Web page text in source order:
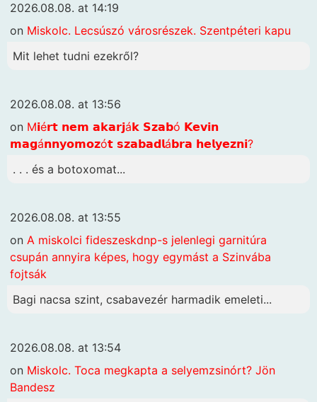
2026.08.08. at 14:19
on Miskolc. Lecsúszó városrészek. Szentpéteri kapu
Mit lehet tudni ezekről?
2026.08.08. at 13:56
on M𝗶é𝗿𝘁 𝗻𝗲𝗺 𝗮𝗸𝗮𝗿𝗷á𝗸 𝗦𝘇𝗮𝗯ó 𝗞𝗲𝘃𝗶𝗻
𝗺𝗮𝗴á𝗻𝗻𝘆𝗼𝗺𝗼𝘇ó𝘁 𝘀𝘇𝗮𝗯𝗮𝗱𝗹á𝗯𝗿𝗮 𝗵𝗲𝗹𝘆𝗲𝘇𝗻𝗶?
. . . és a botoxomat...
2026.08.08. at 13:55
on A miskolci fideszeskdnp-s jelenlegi garnitúra
csupán annyira képes, hogy egymást a Szinvába
fojtsák
Bagi nacsa szint, csabavezér harmadik emeleti...
2026.08.08. at 13:54
on Miskolc. Toca megkapta a selyemzsinórt? Jön
Bandesz